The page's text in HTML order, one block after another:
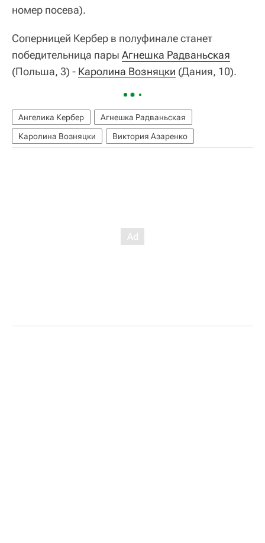
номер посева).
Соперницей Кербер в полуфинале станет
победительница пары Агнешка Радваньская
(Польша, 3) - Каролина Возняцки (Дания, 10).
Ангелика Кербер
Агнешка Радваньская
Каролина Возняцки
Виктория Азаренко